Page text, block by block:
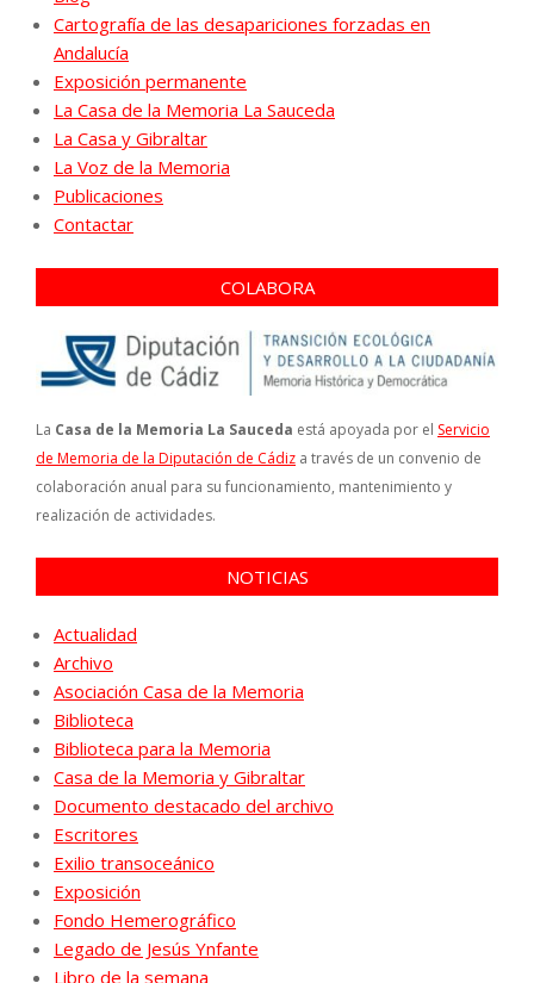
Cartografía de las desapariciones forzadas en
Andalucía
Exposición permanente
La Casa de la Memoria La Sauceda
La Casa y Gibraltar
La Voz de la Memoria
Publicaciones
Contactar
COLABORA
La Casa de la Memoria La Sauceda está apoyada por el Servicio
de Memoria de la Diputación de Cádiz a través de un convenio de
colaboración anual para su funcionamiento, mantenimiento y
realización de actividades.
NOTICIAS
Actualidad
Archivo
Asociación Casa de la Memoria
Biblioteca
Biblioteca para la Memoria
Casa de la Memoria y Gibraltar
Documento destacado del archivo
Escritores
Exilio transoceánico
Exposición
Fondo Hemerográfico
Legado de Jesús Ynfante
Libro de la semana